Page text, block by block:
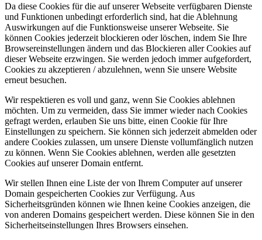
Da diese Cookies für die auf unserer Webseite verfügbaren Dienste
und Funktionen unbedingt erforderlich sind, hat die Ablehnung
Auswirkungen auf die Funktionsweise unserer Webseite. Sie
können Cookies jederzeit blockieren oder löschen, indem Sie Ihre
Browsereinstellungen ändern und das Blockieren aller Cookies auf
dieser Webseite erzwingen. Sie werden jedoch immer aufgefordert,
Cookies zu akzeptieren / abzulehnen, wenn Sie unsere Website
erneut besuchen.
Wir respektieren es voll und ganz, wenn Sie Cookies ablehnen
möchten. Um zu vermeiden, dass Sie immer wieder nach Cookies
gefragt werden, erlauben Sie uns bitte, einen Cookie für Ihre
Einstellungen zu speichern. Sie können sich jederzeit abmelden oder
andere Cookies zulassen, um unsere Dienste vollumfänglich nutzen
zu können. Wenn Sie Cookies ablehnen, werden alle gesetzten
Cookies auf unserer Domain entfernt.
Wir stellen Ihnen eine Liste der von Ihrem Computer auf unserer
Domain gespeicherten Cookies zur Verfügung. Aus
Sicherheitsgründen können wie Ihnen keine Cookies anzeigen, die
von anderen Domains gespeichert werden. Diese können Sie in den
Sicherheitseinstellungen Ihres Browsers einsehen.